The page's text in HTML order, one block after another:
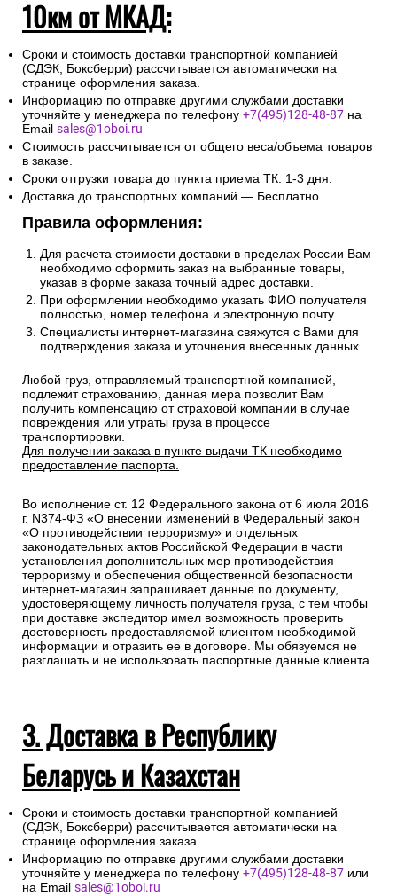
10км от МКАД:
Сроки и стоимость доставки транспортной компанией
(СДЭК, Боксберри) рассчитывается автоматически на
странице оформления заказа.
Информацию по отправке другими службами доставки
уточняйте у менеджера по телефону +7(495)128-48-87 на
Email sales@1oboi.ru
Стоимость рассчитывается от общего веса/объема товаров
в заказе.
Сроки отгрузки товара до пункта приема ТК: 1-3 дня.
Доставка до транспортных компаний — Бесплатно
Правила оформления:
Для расчета стоимости доставки в пределах России Вам
необходимо оформить заказ на выбранные товары,
указав в форме заказа точный адрес доставки.
При оформлении необходимо указать ФИО получателя
полностью, номер телефона и электронную почту
Специалисты интернет-магазина свяжутся с Вами для
подтверждения заказа и уточнения внесенных данных.
Любой груз, отправляемый транспортной компанией,
подлежит страхованию, данная мера позволит Вам
получить компенсацию от страховой компании в случае
повреждения или утраты груза в процессе
транспортировки.
Для получении заказа в пункте выдачи ТК необходимо
предоставление паспорта.
Во исполнение ст. 12 Федерального закона от 6 июля 2016
г. N374-ФЗ «О внесении изменений в Федеральный закон
«О противодействии терроризму» и отдельных
законодательных актов Российской Федерации в части
установления дополнительных мер противодействия
терроризму и обеспечения общественной безопасности
интернет-магазин запрашивает данные по документу,
удостоверяющему личность получателя груза, с тем чтобы
при доставке экспедитор имел возможность проверить
достоверность предоставляемой клиентом необходимой
информации и отразить ее в договоре. Мы обязуемся не
разглашать и не использовать паспортные данные клиента.
3. Доставка в Республику
Беларусь и Казахстан
Сроки и стоимость доставки транспортной компанией
(СДЭК, Боксберри) рассчитывается автоматически на
странице оформления заказа.
Информацию по отправке другими службами доставки
уточняйте у менеджера по телефону +7(495)128-48-87 или
на Email sales@1oboi.ru